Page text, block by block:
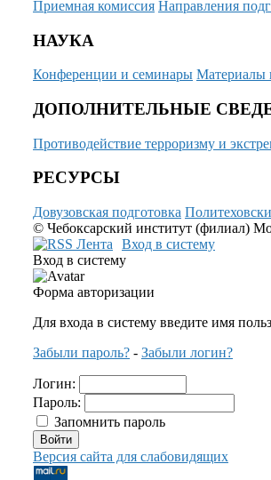
Приемная комиссия Направления
НАУКА
Конференции и семинары Материалы
ДОПОЛНИТЕЛЬНЫЕ
Противодействие терроризму и
РЕСУРСЫ
Довузовская подготовка
© Чебоксарский институт (филиал)
Вход в систему
Вход в систему
Форма авторизации
Для входа в систему введите имя
Забыли пароль? - Забыли логин?
Логин:
Пароль:
Запомнить пароль
Версия сайта для слабовидящих